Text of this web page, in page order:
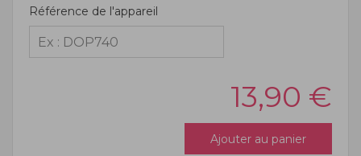
Référence de l'appareil
13,90 €
Ajouter au panier